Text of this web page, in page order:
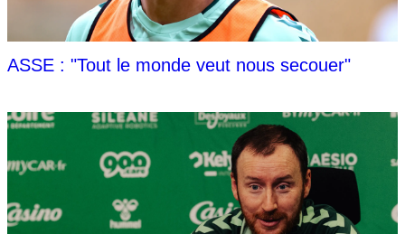
ASSE : "Tout le monde veut nous secouer"